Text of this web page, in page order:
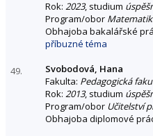
Rok: 2023, studium
Program/obor
Obhajoba bakalářské
příbuzné téma
49.
Svobodová, Hana
Fakulta: Pedagogická
Rok: 2013, studium
Program/obor Učitelství
Obhajoba diplomové